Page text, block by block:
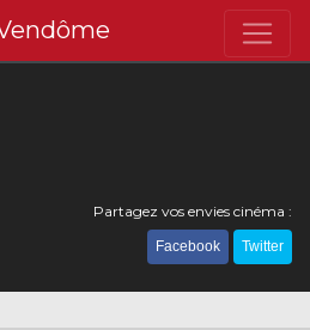
Partagez vos envies cinéma :
Facebook Twitter